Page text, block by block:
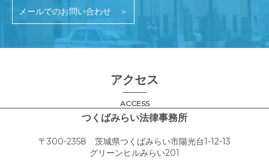
メールでのお問い合わせ ＞
アクセス
ACCESS
つくばみらい法律事務所
〒300-2358 茨城県つくばみらい市陽光台1-12-13
グリーンヒルみらい201